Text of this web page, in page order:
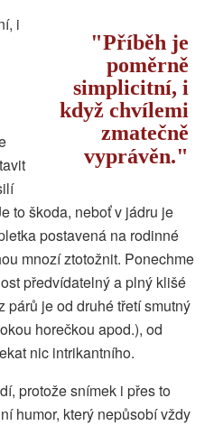
Příběh je
poměrně
simplicitní, i
když chvílemi
zmatečně
vyprávěn.
i
to škoda, neboť v jádru je
postavená na rodinné
mnozí ztotožnit. Ponechme
předvídatelný a plný klišé
párů je od druhé třetí smutný
horečkou apod.), od
nic intrikantního.
protože snímek i přes to
humor, který nepůsobí vždy